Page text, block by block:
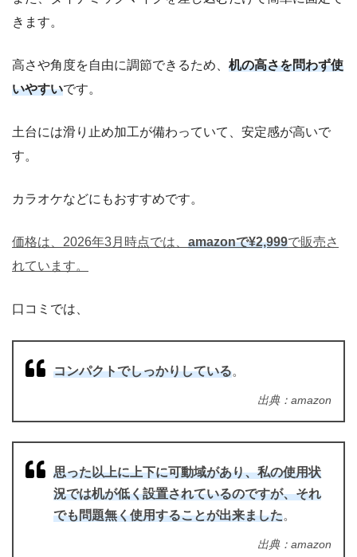
きます。
高さや角度を自由に調節できるため、 机の高さを問わず使
いやすいです。
土台には滑り止め加工が備わっていて、安定感が高いで
す。
カラオケなどにもおすすめです。
価格は、2026年3月時点では、 amazonで¥2,999で販売さ
れています。
口コミでは、
コンパクトでしっかりしている。
出典：amazon
思った以上に上下に可動域があり、私の使用状
況では机が低く設置されているのですが、それ
でも問題無く使用することが出来ました。
出典：amazon